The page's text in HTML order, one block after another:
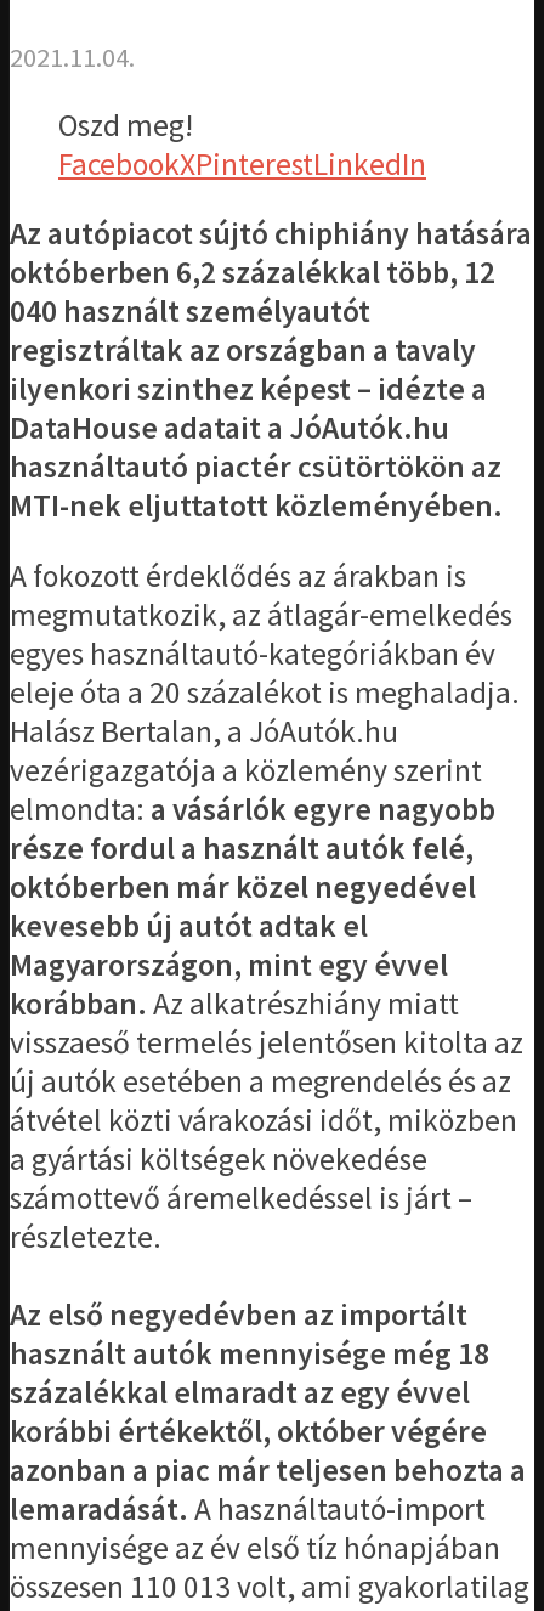
2021.11.04.
Oszd meg!
FacebookXPinterestLinkedIn
Az autópiacot sújtó chiphiány hatására
októberben 6,2 százalékkal több, 12
040 használt személyautót
regisztráltak az országban a tavaly
ilyenkori szinthez képest – idézte a
DataHouse adatait a JóAutók.hu
használtautó piactér csütörtökön az
MTI-nek eljuttatott közleményében.
A fokozott érdeklődés az árakban is
megmutatkozik, az átlagár-emelkedés
egyes használtautó-kategóriákban év
eleje óta a 20 százalékot is meghaladja.
Halász Bertalan, a JóAutók.hu
vezérigazgatója a közlemény szerint
elmondta: a vásárlók egyre nagyobb
része fordul a használt autók felé,
októberben már közel negyedével
kevesebb új autót adtak el
Magyarországon, mint egy évvel
korábban. Az alkatrészhiány miatt
visszaeső termelés jelentősen kitolta az
új autók esetében a megrendelés és az
átvétel közti várakozási időt, miközben
a gyártási költségek növekedése
számottevő áremelkedéssel is járt –
részletezte.
Az első negyedévben az importált
használt autók mennyisége még 18
százalékkal elmaradt az egy évvel
korábbi értékektől, október végére
azonban a piac már teljesen behozta a
lemaradását. A használtautó-import
mennyisége az év első tíz hónapjában
összesen 110 013 volt, ami gyakorlatilag